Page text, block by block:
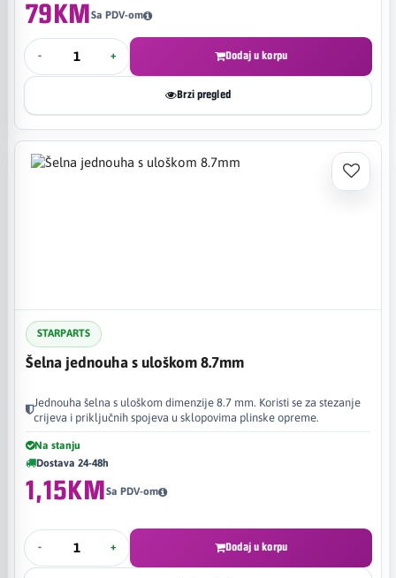
79KMSa PDV-om
- + Dodaj u korpu
Brzi pregled
STARPARTS
Šelna jednouha s uloškom 8.7mm
Jednouha šelna s uloškom dimenzije 8.7 mm. Koristi se za stezanje
crijeva i priključnih spojeva u sklopovima plinske opreme.
Na stanju
Dostava 24-48h
1,15KMSa PDV-om
- + Dodaj u korpu